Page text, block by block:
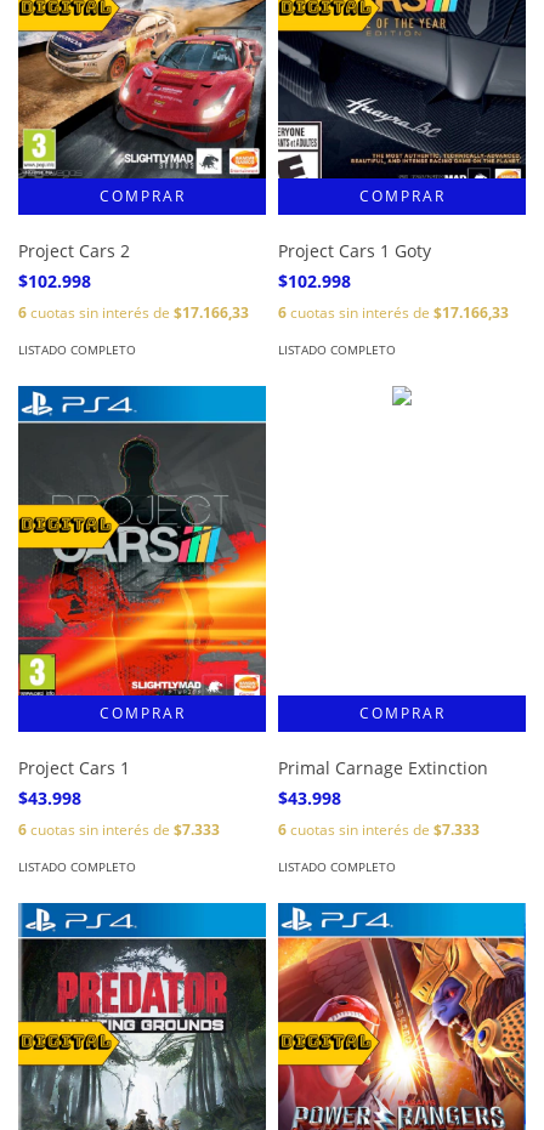
Project Cars 2
$102.998
6cuotas sin interés de $17.166,33
LISTADO COMPLETO
Project Cars 1 Goty
$102.998
6cuotas sin interés de $17.166,33
LISTADO COMPLETO
Project Cars 1
$43.998
6cuotas sin interés de $7.333
LISTADO COMPLETO
Primal Carnage Extinction
$43.998
6cuotas sin interés de $7.333
LISTADO COMPLETO